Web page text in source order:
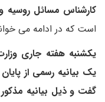
کارشناس مسائل روسیه
است که در ادامه می
یکشنبه هفته جاری
یک بیانیه رسمی از